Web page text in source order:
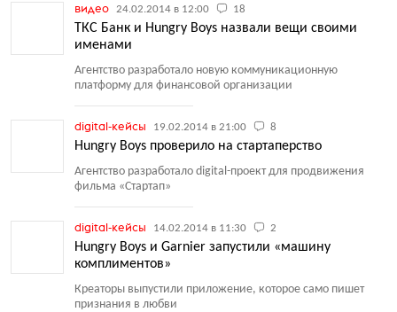
видео 24.02.2014 в 12:00 18
ТКС Банк и Hungry Boys назвали вещи своими
именами
Агентство разработало новую коммуникационную
платформу для финансовой организации
digital-кейсы 19.02.2014 в 21:00 8
Hungry Boys проверило на стартаперство
Агентство разработало digital-проект для продвижения
фильма «Стартап»
digital-кейсы 14.02.2014 в 11:30 2
Hungry Boys и Garnier запустили «машину
комплиментов»
Креаторы выпустили приложение, которое само пишет
признания в любви